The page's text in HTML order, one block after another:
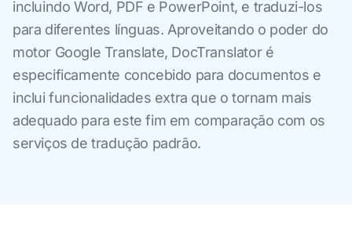
incluindo Word, PDF e PowerPoint, e traduzi-los
para diferentes línguas. Aproveitando o poder do
motor Google Translate, DocTranslator é
especificamente concebido para documentos e
inclui funcionalidades extra que o tornam mais
adequado para este fim em comparação com os
serviços de tradução padrão.